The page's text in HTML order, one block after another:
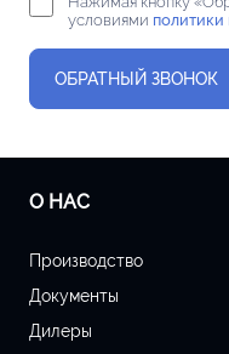
условиями
О НАС
Производство
Документы
Дилеры